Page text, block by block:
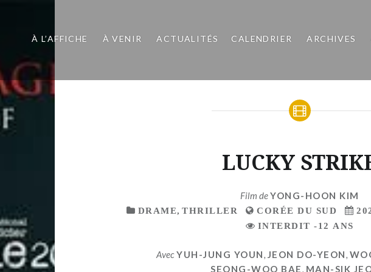
À L’AFFICHE À VENIR ACTUALITÉS CALENDRIER ARCHIVES
LUCKY
Film deYONG-HOON KIM
DRAME,THRILLER CORÉE DU SUD
INTERDIT -12 ANS
AvecYUH-JUNG YOUN JEON DO-YEON
SEONG-WOO BAE MAN-SIK